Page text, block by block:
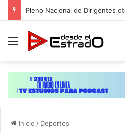
Menú
Inicio / Deportes